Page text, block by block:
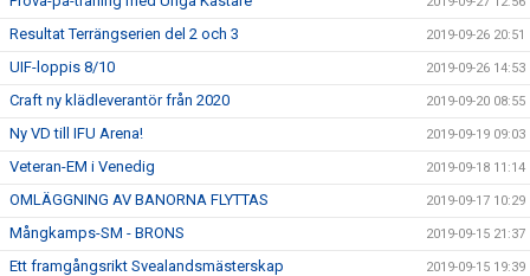
Resultat Terrängserien del 2 och 3 2019-09-26 20:51
UIF-loppis 8/10 2019-09-26 14:53
Craft ny klädleverantör från 2020 2019-09-20 08:55
Ny VD till IFU Arena! 2019-09-19 09:03
Veteran-EM i Venedig 2019-09-18 11:14
OMLÄGGNING AV BANORNA FLYTTAS 2019-09-17 10:29
Mångkamps-SM - BRONS 2019-09-15 21:37
Ett framgångsrikt Svealandsmästerskap 2019-09-15 19:39